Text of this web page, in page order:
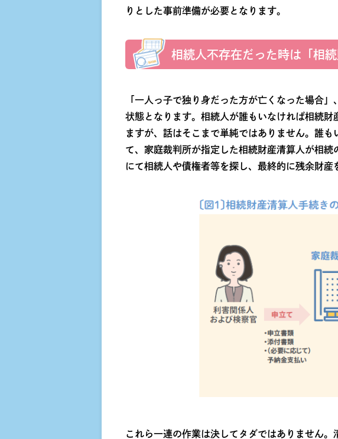
りとした事前準備が必要となります。
相続人不存在だった時は「相続
「一人っ子で独り身だった方が亡くなった場合
状態となります。相続人が誰もいなければ相続
ますが、話はそこまで単純ではありません。誰
て、家庭裁判所が指定した相続財産清算人が相
にて相続人や債権者等を探し、最終的に残余財
これら一連の作業は決してタダではありません